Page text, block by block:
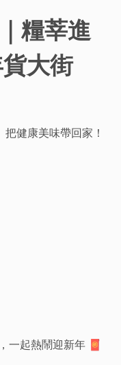
糧莘進
大街
健康美味帶回家！
一起熱鬧迎新年 🧧